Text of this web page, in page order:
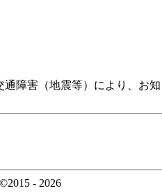
障害（地震等）により、お
- 2026